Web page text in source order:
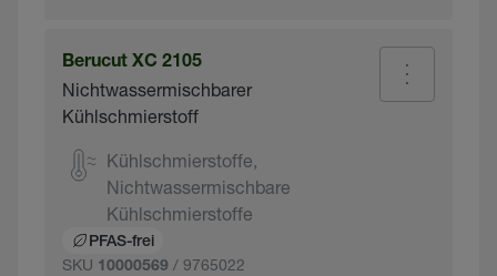
Berucut XC 2105
Nichtwassermischbarer
Kühlschmierstoff
Kühlschmierstoffe,
Nichtwassermischbare
Kühlschmierstoffe
PFAS-frei
SKU 10000569 / 9765022